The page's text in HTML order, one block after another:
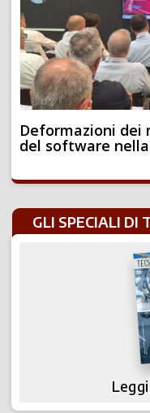
Deformazioni dei
del software
GLI SPECIALI DI